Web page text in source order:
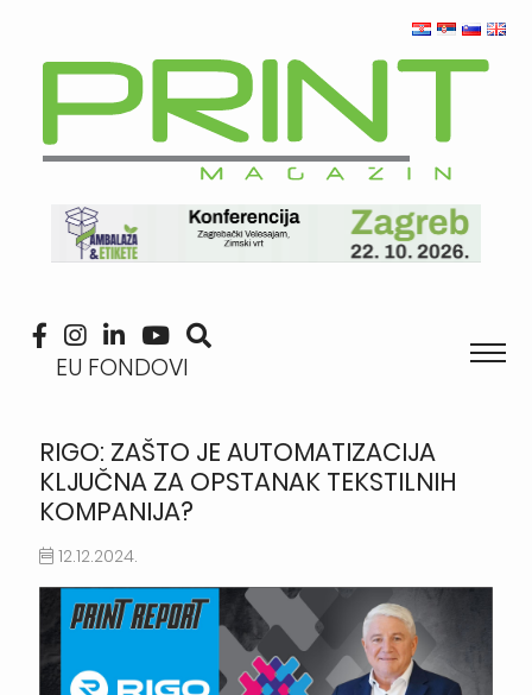
EU FONDOVI
RIGO: ZAŠTO JE AUTOMATIZACIJA
KLJUČNA ZA OPSTANAK TEKSTILNIH
KOMPANIJA?
12.12.2024.